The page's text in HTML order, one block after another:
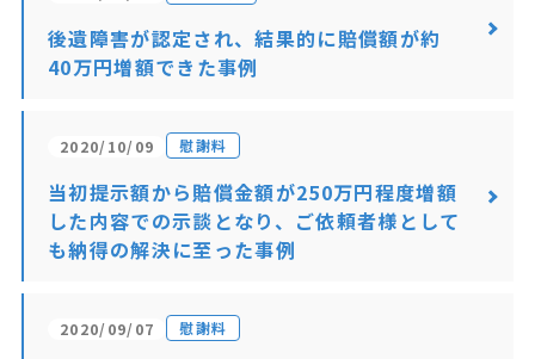
後遺障害が認定され、結果的に賠償額が約
40万円増額できた事例
2020/10/09 慰謝料
当初提示額から賠償金額が250万円程度増額
した内容での示談となり、ご依頼者様として
も納得の解決に至った事例
2020/09/07 慰謝料